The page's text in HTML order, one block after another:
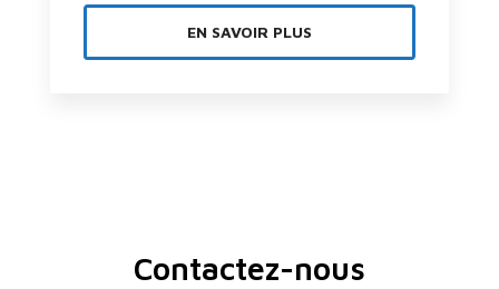
EN SAVOIR PLUS
Contactez-nous